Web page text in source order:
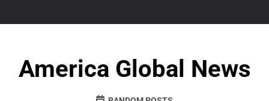
America Global News